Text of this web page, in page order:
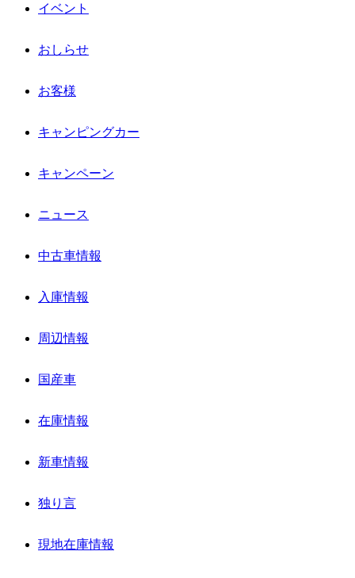
イベント
おしらせ
お客様
キャンピングカー
キャンペーン
ニュース
中古車情報
入庫情報
周辺情報
国産車
在庫情報
新車情報
独り言
現地在庫情報